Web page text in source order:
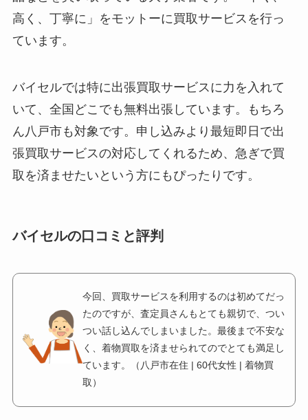
高く、丁寧に」をモットーに買取サービスを行っ
ています。
バイセルでは特に出張買取サービスに力を入れて
いて、全国どこでも無料出張しています。もちろ
ん八戸市も対象です。申し込みより最短即日で出
張買取サービスの対応してくれるため、急ぎで買
取を済ませたいという方にもぴったりです。
バイセルの口コミと評判
今回、買取サービスを利用するのは初めてだっ
たのですが、査定員さんもとても親切で、つい
つい話し込んでしまいました。最後まで不安な
く、着物買取を済ませられてのでとても満足し
ています。（八戸市在住 | 60代女性 | 着物買
取）